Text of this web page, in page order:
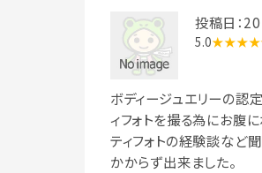
投稿日：
5.0
ボディージュエリーの認
ィフォトを撮る為にお腹
ティフォトの経験談など
かからず出来ました。